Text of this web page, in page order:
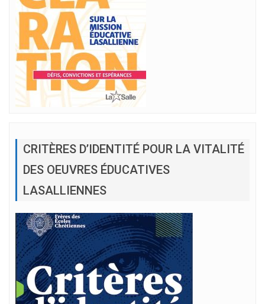
CRITÈRES D’IDENTITÉ POUR LA VITALITÉ
DES OEUVRES ÉDUCATIVES
LASALLIENNES